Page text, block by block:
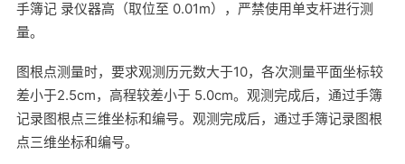
手簿记 录仪器高（取位至 0.01m），严禁使用单支杆进行测
量。
图根点测量时，要求观测历元数大于10，各次测量平面坐标较
差小于2.5cm，高程较差小于 5.0cm。观测完成后，通过手簿
记录图根点三维坐标和编号。观测完成后，通过手簿记录图根
点三维坐标和编号。